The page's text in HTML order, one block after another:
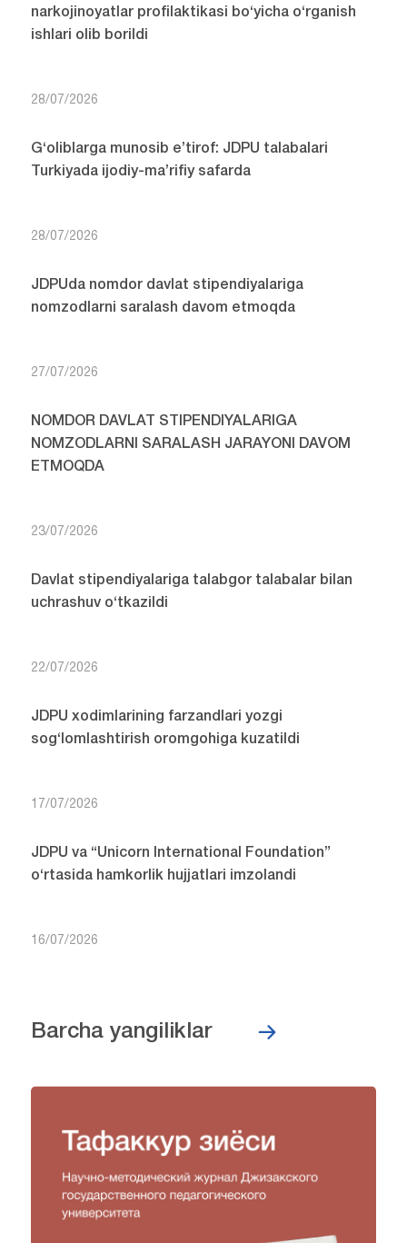
narkojinoyatlar profilaktikasi bo‘yicha o‘rganish
ishlari olib borildi
28/07/2026
G‘oliblarga munosib e’tirof: JDPU talabalari
Turkiyada ijodiy-ma’rifiy safarda
28/07/2026
JDPUda nomdor davlat stipendiyalariga
nomzodlarni saralash davom etmoqda
27/07/2026
NOMDOR DAVLAT STIPENDIYALARIGA
NOMZODLARNI SARALASH JARAYONI DAVOM
ETMOQDA
23/07/2026
Davlat stipendiyalariga talabgor talabalar bilan
uchrashuv o‘tkazildi
22/07/2026
JDPU xodimlarining farzandlari yozgi
sog‘lomlashtirish oromgohiga kuzatildi
17/07/2026
JDPU va “Unicorn International Foundation”
o‘rtasida hamkorlik hujjatlari imzolandi
16/07/2026
Barcha yangiliklar